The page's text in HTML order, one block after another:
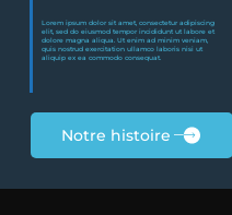
Lorem ipsum dolor sit amet, consectetur adipiscing
elit, sed do eiusmod tempor incididunt ut labore et
dolore magna aliqua. Ut enim ad minim veniam,
quis nostrud exercitation ullamco laboris nisi ut
aliquip ex ea commodo consequat.
Notre histoire